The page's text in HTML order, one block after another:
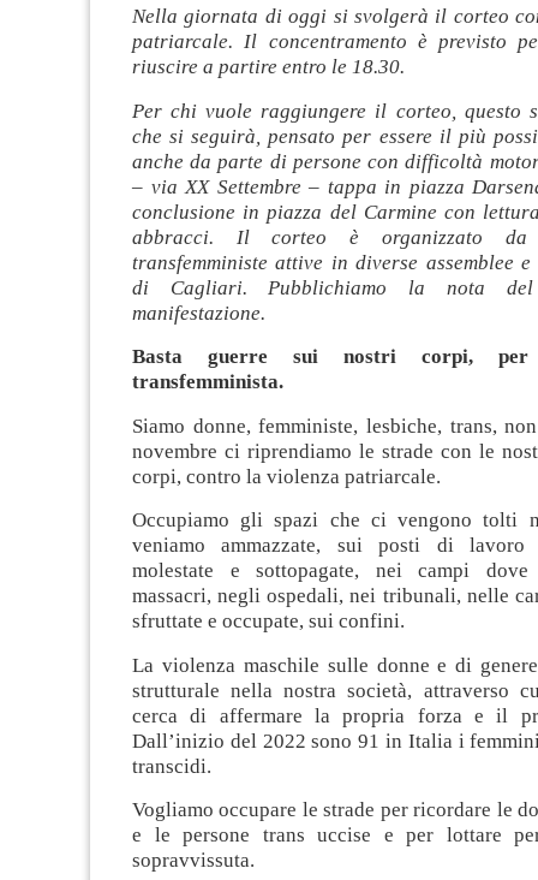
Nella giornata di oggi si svolgerà il corteo
patriarcale. Il concentramento è previsto
riuscire a partire entro le 18.30.
Per chi vuole raggiungere il corteo, questo
che si seguirà, pensato per essere il più
anche da parte di persone con difficoltà
– via XX Settembre – tappa in piazza
conclusione in piazza del Carmine con
abbracci. Il corteo è organizzato da
transfemministe attive in diverse assemblee
di Cagliari. Pubblichiamo la nota
manifestazione.
Basta guerre sui nostri corpi,
transfemminista.
Siamo donne, femministe, lesbiche, trans,
novembre ci riprendiamo le strade con le
corpi, contro la violenza patriarcale.
Occupiamo gli spazi che ci vengono tolti
veniamo ammazzate, sui posti di lavoro
molestate e sottopagate, nei campi dove
massacri, negli ospedali, nei tribunali, nelle
sfruttate e occupate, sui confini.
La violenza maschile sulle donne e di
strutturale nella nostra società, attraverso
cerca di affermare la propria forza e il
Dall’inizio del 2022 sono 91 in Italia i
transcidi.
Vogliamo occupare le strade per ricordare le
e le persone trans uccise e per lottare
sopravvissuta.